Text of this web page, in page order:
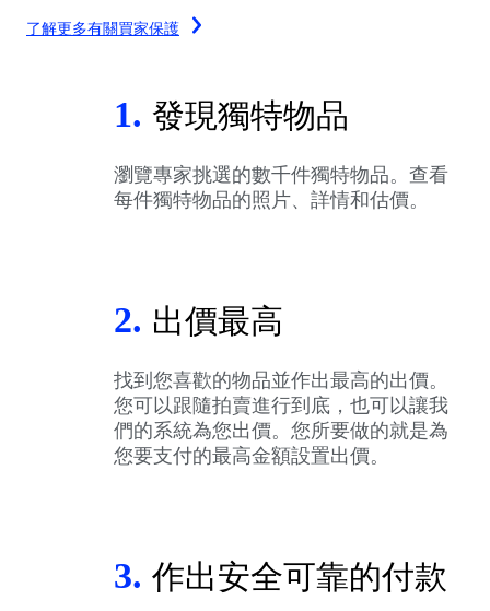
了解更多有關買家保護
1. 發現獨特物品
瀏覽專家挑選的數千件獨特物品。查看
每件獨特物品的照片、詳情和估價。
2. 出價最高
找到您喜歡的物品並作出最高的出價。
您可以跟隨拍賣進行到底，也可以讓我
們的系統為您出價。您所要做的就是為
您要支付的最高金額設置出價。
3. 作出安全可靠的付款